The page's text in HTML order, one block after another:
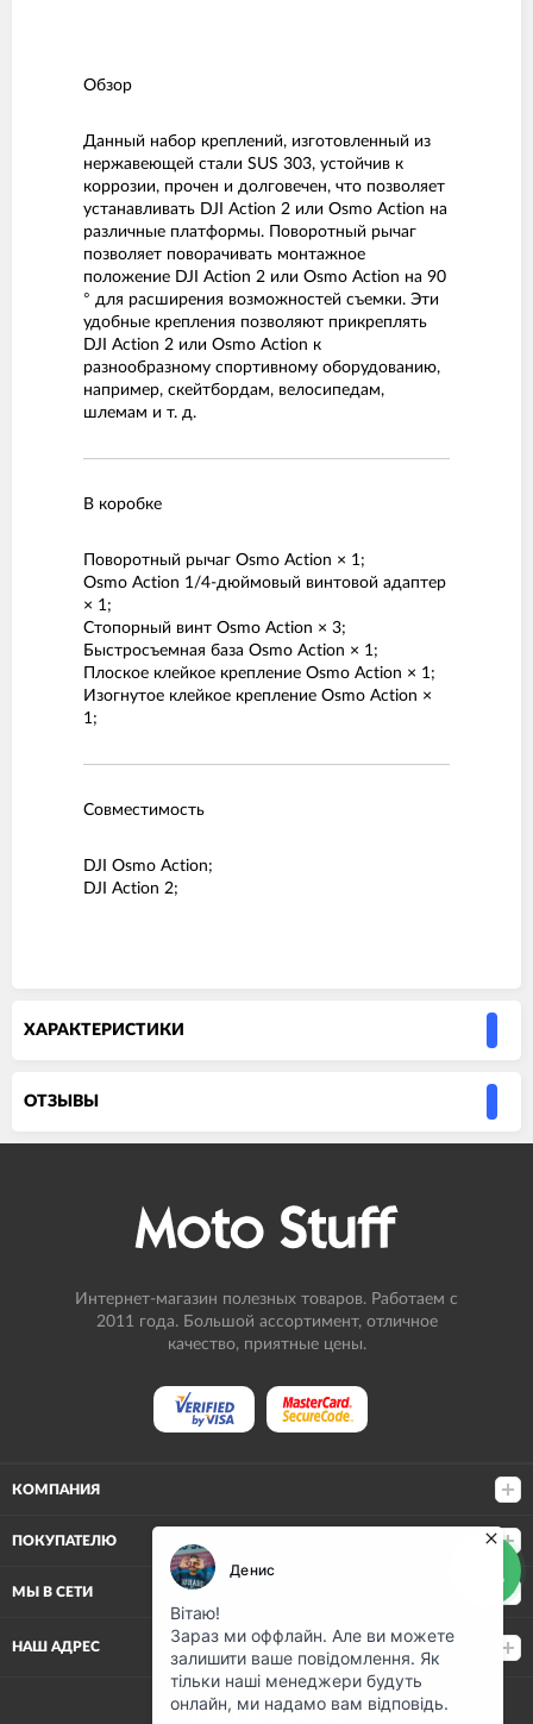
Обзор
Данный набор креплений, изготовленный из
нержавеющей стали SUS 303, устойчив к
коррозии, прочен и долговечен, что позволяет
устанавливать DJI Action 2 или Osmo Action на
различные платформы. Поворотный рычаг
позволяет поворачивать монтажное
положение DJI Action 2 или Osmo Action на 90
° для расширения возможностей съемки. Эти
удобные крепления позволяют прикреплять
DJI Action 2 или Osmo Action к
разнообразному спортивному оборудованию,
например, скейтбордам, велосипедам,
шлемам и т. д.
В коробке
Поворотный рычаг Osmo Action × 1;
Osmo Action 1/4-дюймовый винтовой адаптер
× 1;
Стопорный винт Osmo Action × 3;
Быстросъемная база Osmo Action × 1;
Плоское клейкое крепление Osmo Action × 1;
Изогнутое клейкое крепление Osmo Action ×
1;
Совместимость
DJI Osmo Action;
DJI Action 2;
ХАРАКТЕРИСТИКИ
ОТЗЫВЫ
Интернет-магазин полезных товаров. Работаем с
2011 года. Большой ассортимент, отличное
качество, приятные цены.
КОМПАНИЯ
ПОКУПАТЕЛЮ
МЫ В СЕТИ
НАШ АДРЕС
(068) 80-500-80